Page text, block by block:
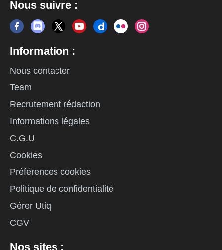
Nous suivre :
Information :
Nous contacter
Team
Recrutement rédaction
Informations légales
C.G.U
Cookies
Préférences cookies
Politique de confidentialité
Gérer Utiq
CGV
Nos sites :